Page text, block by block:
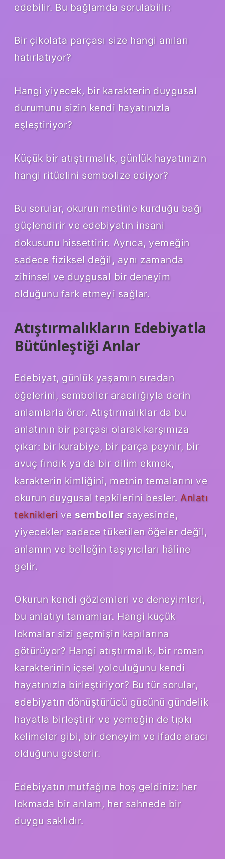
edebilir. Bu bağlamda sorulabilir:
Bir çikolata parçası size hangi anıları
hatırlatıyor?
Hangi yiyecek, bir karakterin duygusal
durumunu sizin kendi hayatınızla
eşleştiriyor?
Küçük bir atıştırmalık, günlük hayatınızın
hangi ritüelini sembolize ediyor?
Bu sorular, okurun metinle kurduğu bağı
güçlendirir ve edebiyatın insani
dokusunu hissettirir. Ayrıca, yemeğin
sadece fiziksel değil, aynı zamanda
zihinsel ve duygusal bir deneyim
olduğunu fark etmeyi sağlar.
Atıştırmalıkların Edebiyatla
Bütünleştiği Anlar
Edebiyat, günlük yaşamın sıradan
öğelerini, semboller aracılığıyla derin
anlamlarla örer. Atıştırmalıklar da bu
anlatının bir parçası olarak karşımıza
çıkar: bir kurabiye, bir parça peynir, bir
avuç fındık ya da bir dilim ekmek,
karakterin kimliğini, metnin temalarını ve
okurun duygusal tepkilerini besler. Anlatı
teknikleri ve sembollersayesinde,
yiyecekler sadece tüketilen öğeler değil,
anlamın ve belleğin taşıyıcıları hâline
gelir.
Okurun kendi gözlemleri ve deneyimleri,
bu anlatıyı tamamlar. Hangi küçük
lokmalar sizi geçmişin kapılarına
götürüyor? Hangi atıştırmalık, bir roman
karakterinin içsel yolculuğunu kendi
hayatınızla birleştiriyor? Bu tür sorular,
edebiyatın dönüştürücü gücünü gündelik
hayatla birleştirir ve yemeğin de tıpkı
kelimeler gibi, bir deneyim ve ifade aracı
olduğunu gösterir.
Edebiyatın mutfağına hoş geldiniz: her
lokmada bir anlam, her sahnede bir
duygu saklıdır.